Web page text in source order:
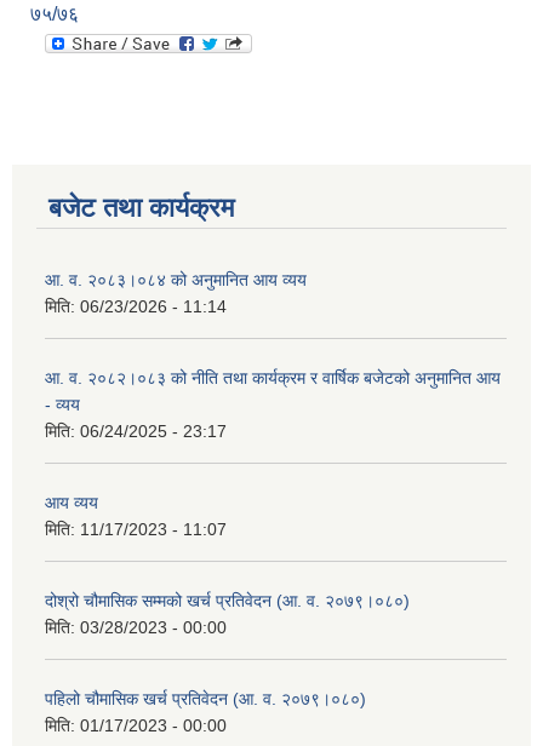
७५/७६
बजेट तथा कार्यक्रम
आ. व. २०८३।०८४ को अनुमानित आय व्यय
मिति: 06/23/2026 - 11:14
आ. व. २०८२।०८३ को नीति तथा कार्यक्रम र वार्षिक बजेटको अनुमानित आय
- व्यय
मिति: 06/24/2025 - 23:17
आय व्यय
मिति: 11/17/2023 - 11:07
दोश्रो चौमासिक सम्मको खर्च प्रतिवेदन (आ. व. २०७९।०८०)
मिति: 03/28/2023 - 00:00
पहिलो चौमासिक खर्च प्रतिवेदन (आ. व. २०७९।०८०)
मिति: 01/17/2023 - 00:00